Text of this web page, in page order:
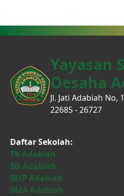
Yayasan
Oesaha
Jl. Jati Adabiah No,
22685 - 26727
Daftar Sekolah:
TK Adabiah
SD Adabiah
SMP Adabiah
SMA Adabiah